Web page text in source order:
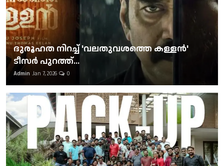
ദുരൂഹത നിറച്ച് 'വലതുവശത്തെ കള്ളന്‍'
ടീസര്‍ പുറത്ത്...
Admin Jan 7, 2026 0